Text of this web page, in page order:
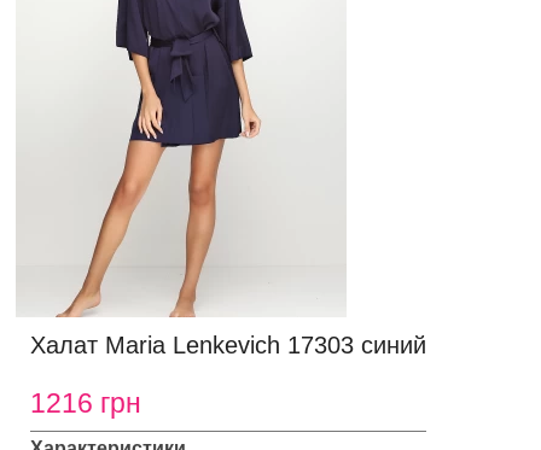
Халат Maria Lenkevich 17303 синий
1216 грн